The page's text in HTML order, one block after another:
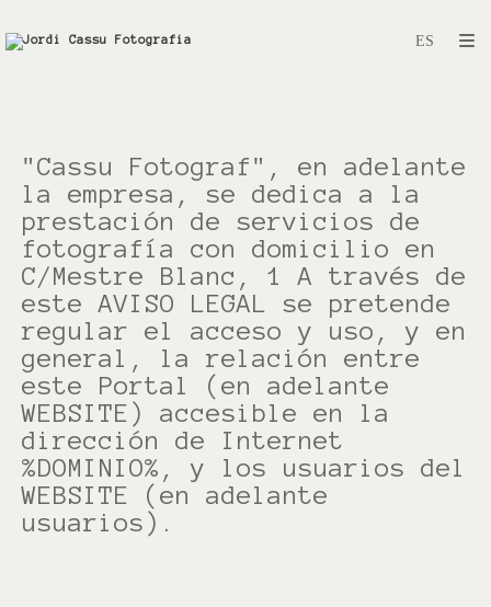
"Cassu Fotograf", en adelante
la empresa, se dedica a la
prestación de servicios de
fotografía con domicilio en
C/Mestre Blanc, 1 A través de
este AVISO LEGAL se pretende
regular el acceso y uso, y en
general, la relación entre
este Portal (en adelante
WEBSITE) accesible en la
dirección de Internet
%DOMINIO%, y los usuarios del
WEBSITE (en adelante
usuarios).